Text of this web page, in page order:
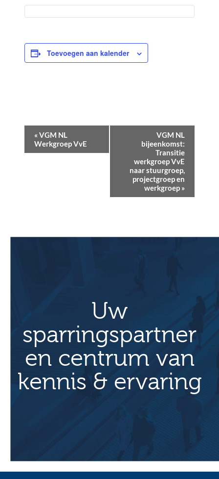
Toevoegen aan kalender
t
g
t
e
« VGM NL
Werkgroep VvE
VGM NL
bijeenkomst:
Transitie
werkgroep VvE
naar stuurgroep,
projectgroep en
werkgroep »
Uw
sparringspartner
en centrum van
kennis & ervaring